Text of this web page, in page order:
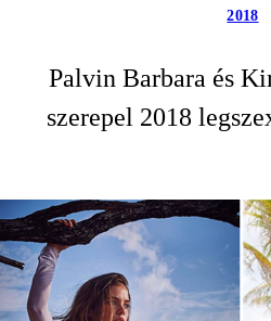
2018
Palvin Barbara és
szerepel 2018